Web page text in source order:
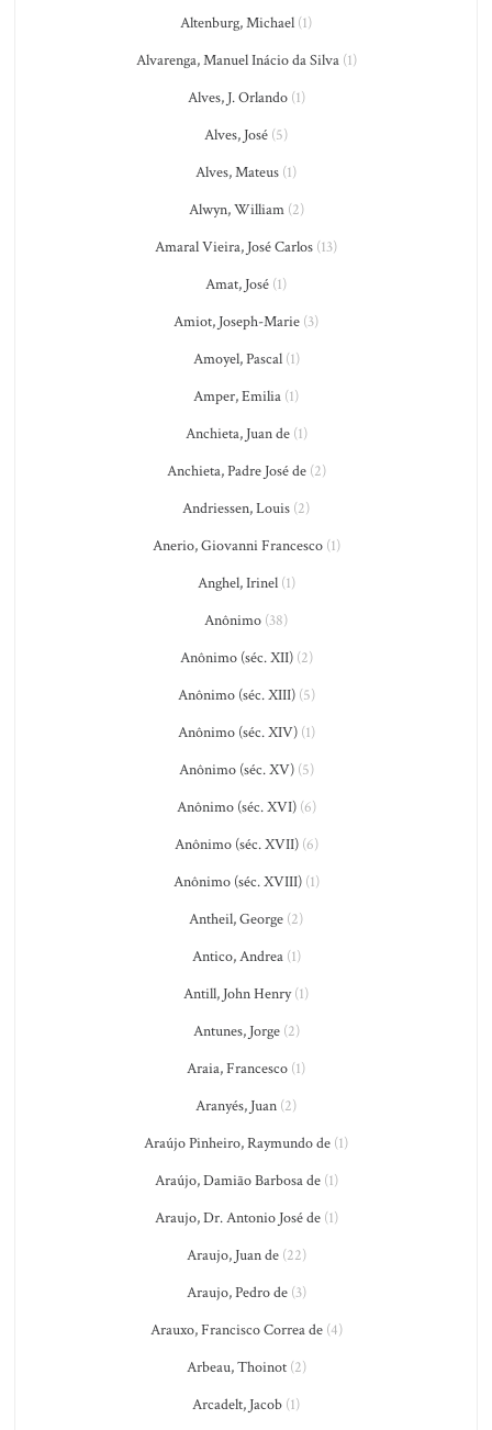
Altenburg, Michael (1)
Alvarenga, Manuel Inácio da Silva(1)
Alves, J. Orlando(1)
Alves, José (5)
Alves, Mateus (1)
Alwyn, William(2)
Amaral Vieira, José Carlos (13)
Amat, José (1)
Amiot, Joseph-Marie (3)
Amoyel, Pascal(1)
Amper, Emilia (1)
Anchieta, Juan de(1)
Anchieta, Padre José de(2)
Andriessen, Louis (2)
Anerio, Giovanni Francesco(1)
Anghel, Irinel(1)
Anônimo (38)
Anônimo (séc. XII)(2)
Anônimo (séc. XIII)(5)
Anônimo (séc. XIV)(1)
Anônimo (séc. XV)(5)
Anônimo (séc. XVI)(6)
Anônimo (séc. XVII)(6)
Anônimo (séc. XVIII)(1)
Antheil, George (2)
Antico, Andrea(1)
Antill, John Henry(1)
Antunes, Jorge(2)
Araia, Francesco (1)
Aranyés, Juan (2)
Araújo Pinheiro, Raymundo de (1)
Araújo, Damião Barbosa de(1)
Araujo, Dr. Antonio José de(1)
Araujo, Juan de(22)
Araujo, Pedro de(3)
Arauxo, Francisco Correa de(4)
Arbeau, Thoinot(2)
Arcadelt, Jacob (1)